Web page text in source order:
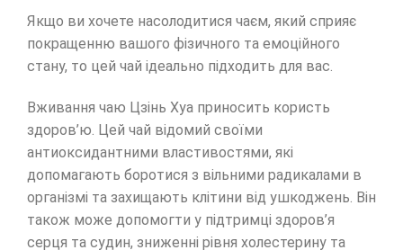
Якщо ви хочете насолодитися чаєм, який сприяє
покращенню вашого фізичного та емоційного
стану, то цей чай ідеально підходить для вас.
Вживання чаю Цзінь Хуа приносить користь
здоров’ю. Цей чай відомий своїми
антиоксидантними властивостями, які
допомагають боротися з вільними радикалами в
організмі та захищають клітини від ушкоджень. Він
також може допомогти у підтримці здоров’я
серця та судин, зниженні рівня холестерину та